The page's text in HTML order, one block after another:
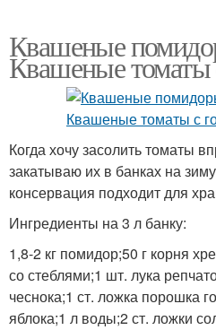
Квашеные
Квашеные томаты
Когда хочу засолить томаты
закатываю их в банках на
консервация подходит для
Ингредиенты на 3 л банку:
1,8-2 кг помидор;50 г корня
со стеблями;1 шт. лука
чеснока;1 ст. ложка порошка
яблока;1 л воды;2 ст. ложки